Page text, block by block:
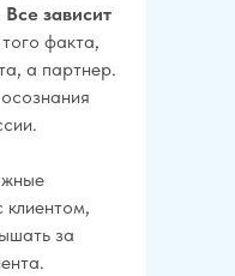
зависит
факта,
а партнер.
за